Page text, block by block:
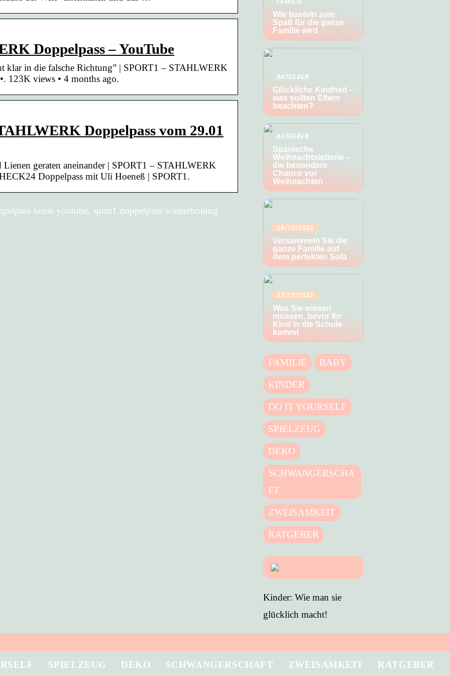
Doppelpass – YouTube
klar in die falsche Richtung” | SPORT1 – STAHLWERK
123K views • 4 months ago.
Doppelpass vom 29.01
Lienen geraten aneinander | SPORT1 – STAHLWERK
Doppelpass mit Uli Hoeneß | SPORT1.
heute youtube, sport1 doppelpass wiederholung
Wie basteln zum
Spaß für die ganze
Familie wird
RATGEBER
Glückliche Kindheit –
was sollten Eltern
beachten?
RATGEBER
Spanische
Weihnachtslotterie –
die besondere
Chance vor
Weihnachten
28/10/2022
Versammeln Sie die
ganze Familie auf
dem perfekten Sofa
23/10/2022
Was Sie wissen
müssen, bevor Ihr
Kind in die Schule
kommt
FAMILIE BABY
KINDER
DO IT YOURSELF
SPIELZEUG
DEKO
SCHWANGERSCHA
FT
ZWEISAMKEIT
RATGEBER
Kinder: Wie man sie
glücklich macht!
SPIELZEUG DEKO SCHWANGERSCHAFT ZWEISAMKEIT RATGEBER